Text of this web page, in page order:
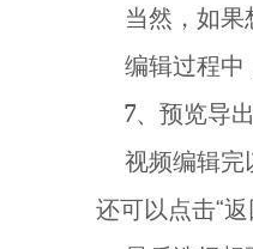
当然，如果
编辑过程中
7、预览导
视频编辑完
还可以点击“